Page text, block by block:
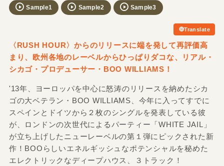
Sample1 Sample2 Sample3
Translate
〈RUSH HOUR〉からのリリースに端を発して再評価高
まり、欧州各地のレーベルからひっぱりダコな、リアル・
シカゴ・プロデューサー・BOO WILLIAMS！
'13年、ヨーロッパを中心に怒涛のリリースを納めたシカ
ゴの大ベテラン・BOO WILLIAMS、今年に入ってすでに
スペインとドイツから２枚のシングルを発表している彼
が、ロンドンの次世代によるパーティー「WHITE JAIL」
が立ち上げしたニューレーベルの第１弾にピックされた新
作！BOOらしいエネルギッシュなポテンシャルを秘めた
エレクトリックなディープハウス、３トラック！